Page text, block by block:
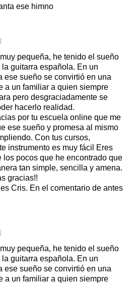
ese himno
pequeña, he tenido el sueño
guitarra española. En un
ese sueño se convirtió en una
a un familiar a quien siempre
pero desgraciadamente se
hacerlo realidad.
por tu escuela online que me
ese sueño y promesa al mismo
Con tus cursos,
instrumento es muy fácil Eres
los pocos que he encontrado que
tan simple, sencilla y amena.
gracias!!
Cris. En el comentario de antes
pequeña, he tenido el sueño
guitarra española. En un
ese sueño se convirtió en una
a un familiar a quien siempre